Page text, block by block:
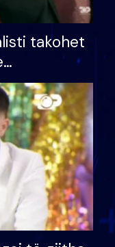
takohet
letër